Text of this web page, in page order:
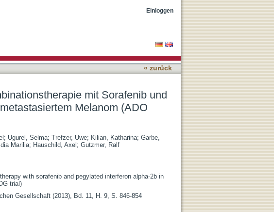
und pegyliertem Interferon alfa-
Einloggen
« zurück
mit Sorafenib und
Melanom (ADO
; Ugurel, Selma; Trefzer, Uwe; Kilian, Katharina; Garbe,
Marilia; Hauschild, Axel ; Gutzmer, Ralf
with sorafenib and pegylated interferon alpha-2b in
trial)
Gesellschaft (2013), Bd. 11, H. 9, S. 846-854